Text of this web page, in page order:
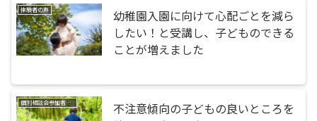
体験者の声
幼稚園入園に向けて心配ごとを減ら
したい！と受講し、子どものできる
ことが増えました
個別相談会参加者の声
不注意傾向の子どもの良いところを